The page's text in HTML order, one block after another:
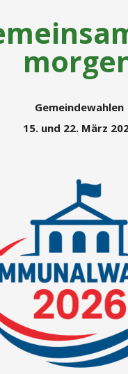
Gemeindewahlen
15. und 22. März